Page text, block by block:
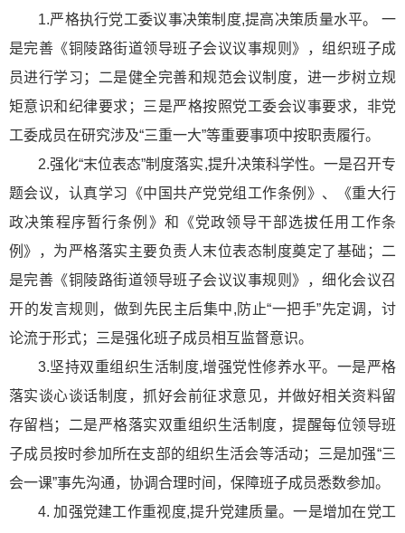
1.严格执行党工委议事决策制度,提高决策质量水平。 一
是完善《铜陵路街道领导班子会议议事规则》，组织班子成
员进行学习；二是健全完善和规范会议制度，进一步树立规
矩意识和纪律要求；三是严格按照党工委会议事要求，非党
工委成员在研究涉及“三重一大”等重要事项中按职责履行。
2.强化“末位表态”制度落实,提升决策科学性。一是召开专
题会议，认真学习《中国共产党党组工作条例》、《重大行
政决策程序暂行条例》和《党政领导干部选拔任用工作条
例》，为严格落实主要负责人末位表态制度奠定了基础；二
是完善《铜陵路街道领导班子会议议事规则》，细化会议召
开的发言规则，做到先民主后集中,防止“一把手”先定调，讨
论流于形式；三是强化班子成员相互监督意识。
3.坚持双重组织生活制度,增强党性修养水平。一是严格
落实谈心谈话制度，抓好会前征求意见，并做好相关资料留
存留档；二是严格落实双重组织生活制度，提醒每位领导班
子成员按时参加所在支部的组织生活会等活动；三是加强“三
会一课”事先沟通，协调合理时间，保障班子成员悉数参加。
4. 加强党建工作重视度,提升党建质量。一是增加在党工